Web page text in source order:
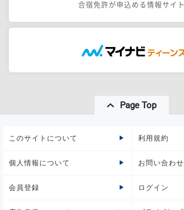
合宿免許が申込める情報サイト
Page Top
このサイトについて 利用規約
個人情報について お問い合わせ
会員登録 ログイン